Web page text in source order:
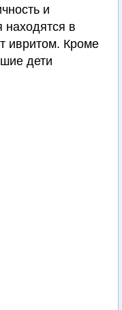
и
находятся в
ивритом. Кроме
дети